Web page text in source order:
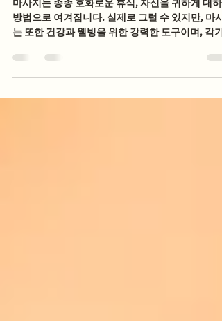
치료 마사지 vs. 휴식 마사지: 어
느 것이 나에게 더 맞을까?
마사지는 종종 호화로운 휴식, 자신을 귀하게 대하
방법으로 여겨집니다. 실제로 그럴 수 있지만, 마사
다른 목적을 달성하기 위해 설계된 다양한 유형이